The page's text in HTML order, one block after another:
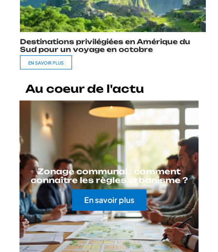
Destinations privilégiées en Amérique du
Sud pour un voyage en octobre
EN SAVOIR PLUS
Au coeur de l'actu
Zonage communal : comment
connaître les règles urbanisme ?
En savoir plus